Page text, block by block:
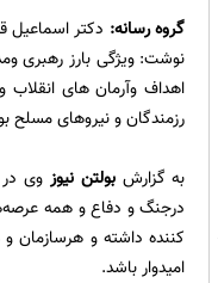
گروه رسانه: دکتر
نوشت: ویژگی بارز رهبری
اهداف وآرمان های
رزمندگان و نیروهای مسلح
به گزارشبولتن نیوز وی در
درجنگ و دفاع و همه
کننده داشته و هرسازمان
امیدوار باشد.